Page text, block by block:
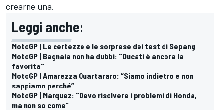
crearne una.
Leggi anche:
MotoGP | Le certezze e le sorprese dei test di Sepang
MotoGP | Bagnaia non ha dubbi: "Ducati è ancora la
favorita"
MotoGP | Amarezza Quartararo: “Siamo indietro e non
sappiamo perché”
MotoGP | Marquez: "Devo risolvere i problemi di Honda,
ma non so come”